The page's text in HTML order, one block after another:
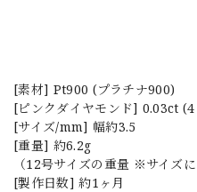
[素材] Pt900 (プラチナ900)
[ピンクダイヤモンド] 0.03ct (4
[サイズ/mm] 幅約3.5
[重量] 約6.2g
（12号サイズの重量 ※サイズに
[製作日数] 約1ヶ月